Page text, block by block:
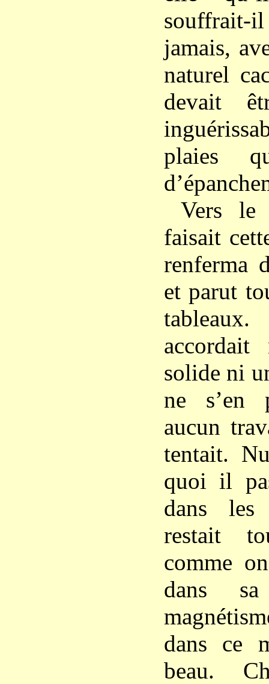
jamais,
naturel
devait
plaies
Vers le
faisait
renferma
et parut
solide ni
ne s’en
aucun
tentait.
quoi il
dans
restait
comme
dans
dans ce
beau.